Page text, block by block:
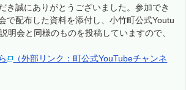
き誠にありがとうございました。参加でき
で配布した資料を添付し、小竹町公式Youtu
明会と同様のものを投稿していますので、
（外部リンク：町公式YouTubeチャンネ